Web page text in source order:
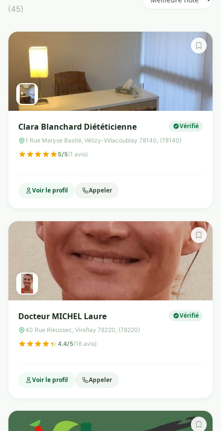
(45)
Clara Blanchard Diététicienne Vérifié
1 Rue Maryse Bastié, Vélizy-Villacoublay 78140, (78140)
5/5(1 avis)
Voir le profil Appeler
Docteur MICHEL Laure Vérifié
40 Rue Rieussec, Viroflay 78220, (78220)
4.4/5(16 avis)
Voir le profil Appeler